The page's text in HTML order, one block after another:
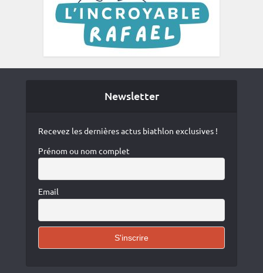
Newsletter
Recevez les dernières actus biathlon exclusives !
Prénom ou nom complet
Email